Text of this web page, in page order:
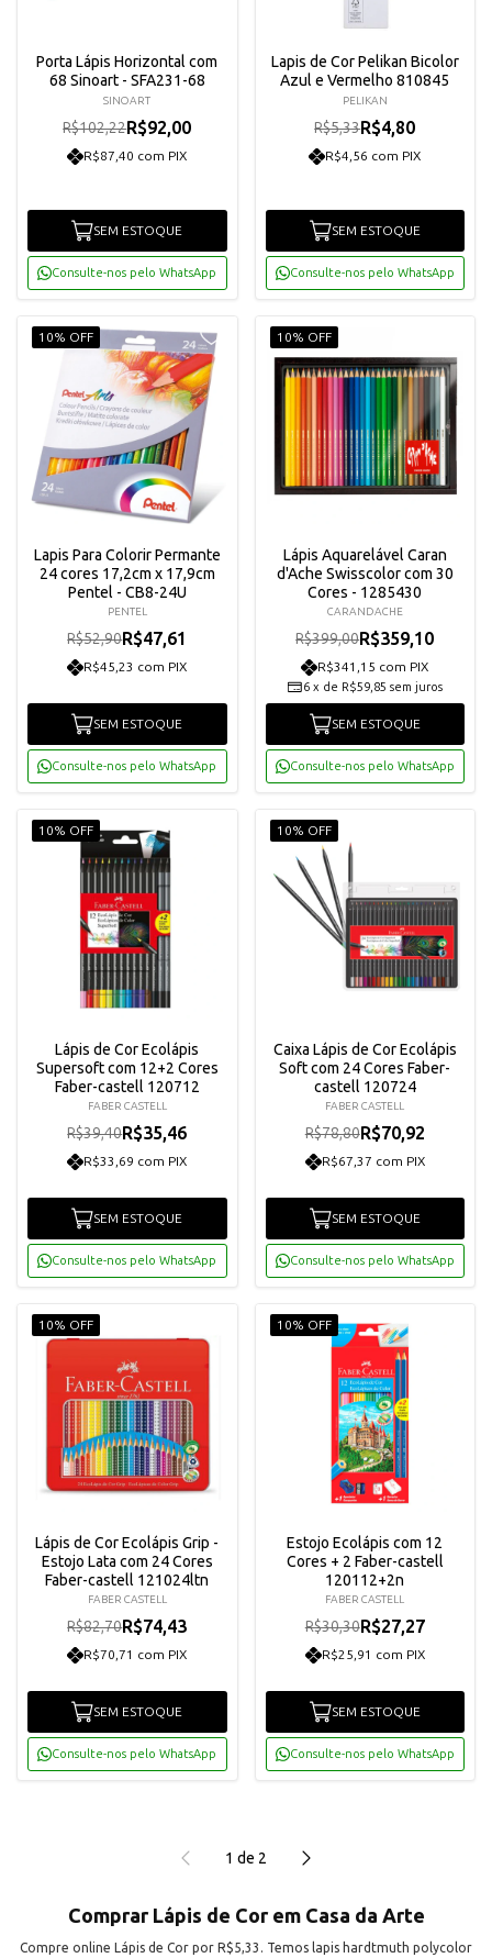
Porta Lápis Horizontal com
68 Sinoart - SFA231-68
SINOART
R$102,22R$92,00
R$87,40 com PIX
SEM ESTOQUE
Consulte-nos pelo WhatsApp
Lapis de Cor Pelikan Bicolor
Azul e Vermelho 810845
PELIKAN
R$5,33R$4,80
R$4,56 com PIX
SEM ESTOQUE
Consulte-nos pelo WhatsApp
10% OFF
Lapis Para Colorir Permante
24 cores 17,2cm x 17,9cm
Pentel - CB8-24U
PENTEL
R$52,90R$47,61
R$45,23 com PIX
SEM ESTOQUE
Consulte-nos pelo WhatsApp
10% OFF
Lápis Aquarelável Caran
d'Ache Swisscolor com 30
Cores - 1285430
CARANDACHE
R$399,00R$359,10
R$341,15 com PIX
6 x de R$59,85 sem juros
SEM ESTOQUE
Consulte-nos pelo WhatsApp
10% OFF
Lápis de Cor Ecolápis
Supersoft com 12+2 Cores
Faber-castell 120712
FABER CASTELL
R$39,40R$35,46
R$33,69 com PIX
SEM ESTOQUE
Consulte-nos pelo WhatsApp
10% OFF
Caixa Lápis de Cor Ecolápis
Soft com 24 Cores Faber-
castell 120724
FABER CASTELL
R$78,80R$70,92
R$67,37 com PIX
SEM ESTOQUE
Consulte-nos pelo WhatsApp
10% OFF
Lápis de Cor Ecolápis Grip -
Estojo Lata com 24 Cores
Faber-castell 121024ltn
FABER CASTELL
R$82,70R$74,43
R$70,71 com PIX
SEM ESTOQUE
Consulte-nos pelo WhatsApp
10% OFF
Estojo Ecolápis com 12
Cores + 2 Faber-castell
120112+2n
FABER CASTELL
R$30,30R$27,27
R$25,91 com PIX
SEM ESTOQUE
Consulte-nos pelo WhatsApp
1 de 2
Comprar Lápis de Cor em Casa da Arte
Compre online Lápis de Cor por R$5,33. Temos lapis hardtmuth polycolor